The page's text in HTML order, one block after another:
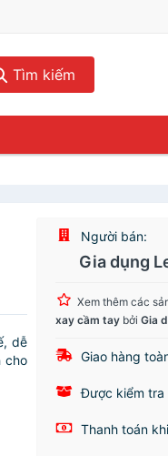
Tìm kiếm
dễ
cho
Người bán:
Gia dụng
Xem thêm các
xay cầm tay bởiGia
Giao hàng
Được kiểm tra
Thanh toán